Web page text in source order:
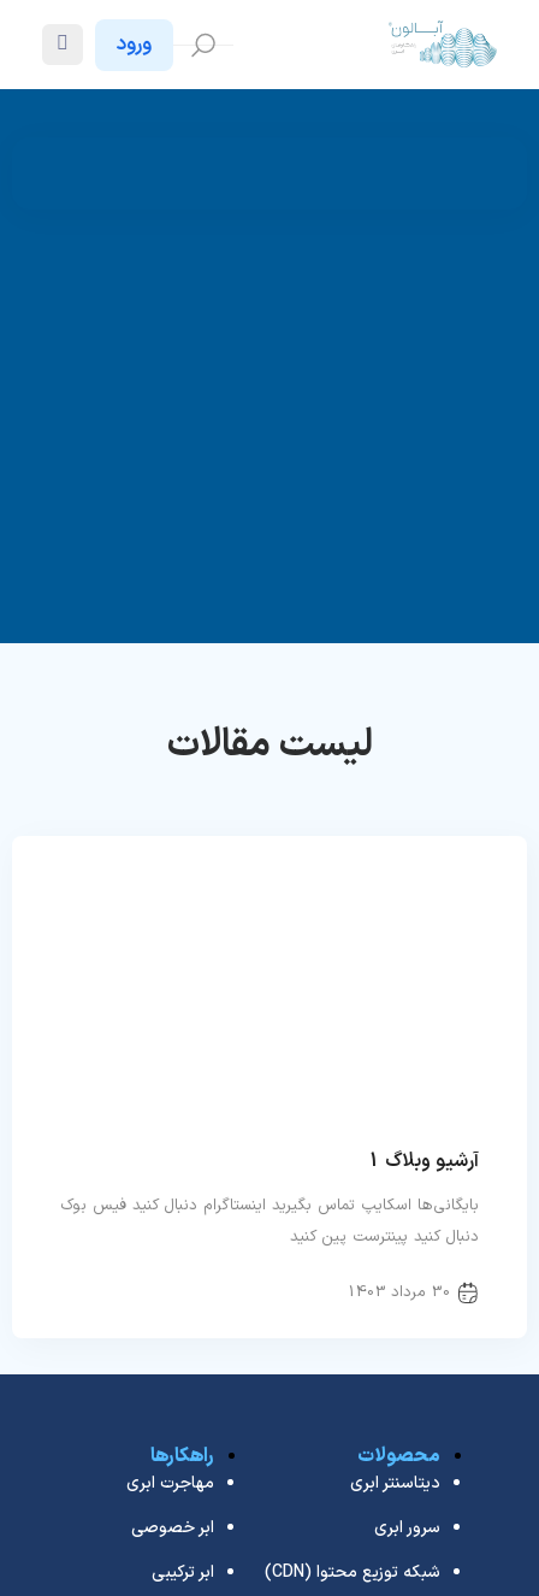
ورود
آرشیو وبلاگ 1
بایگانی‌ها اسکایپ تماس بگیرید اینستاگرام دنبال کنید فیس بوک
دنبال کنید پینترست پین کنید
30 مرداد 1403
محصولات
دیتاسنتر ابری
سرور ابری
شبکه توزیع محتوا (CDN)
راهکارها
مهاجرت ابری
ابر خصوصی
ابر ترکیبی